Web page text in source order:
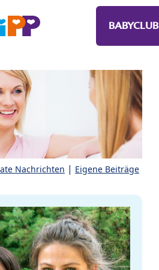
BABYCLUB
Nachrichten | Eigene Beiträge